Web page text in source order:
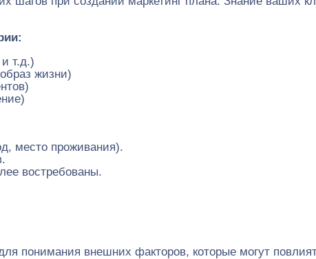
т.д.)
жизни)
место проживания).
востребованы.
понимания внешних факторов, которые могут